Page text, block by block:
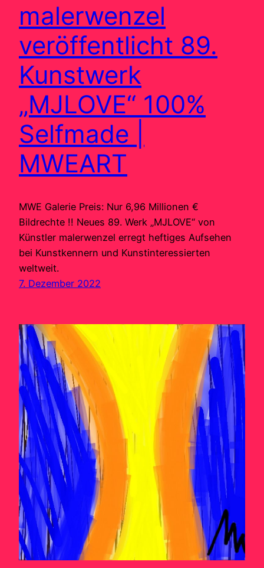
malerwenzel
veröffentlicht 89.
Kunstwerk
„MJLOVE“ 100%
Selfmade |
MWEART
MWE Galerie Preis: Nur 6,96 Millionen €
Bildrechte !! Neues 89. Werk „MJLOVE“ von
Künstler malerwenzel erregt heftiges Aufsehen
bei Kunstkennern und Kunstinteressierten
weltweit.
7. Dezember 2022